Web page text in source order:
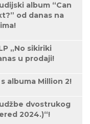
album “Can
od danas na
„No sikiriki
u prodaji!
albuma Million 2!
dvostrukog
2024.)“!